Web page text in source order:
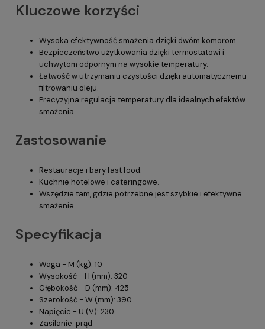
Kluczowe korzyści
Wysoka efektywność smażenia dzięki dwóm komorom.
Bezpieczeństwo użytkowania dzięki termostatowi i
uchwytom odpornym na wysokie temperatury.
Łatwość w utrzymaniu czystości dzięki automatycznemu
filtrowaniu oleju.
Precyzyjna regulacja temperatury dla idealnych efektów
smażenia.
Zastosowanie
Restauracje i bary fast food.
Kuchnie hotelowe i cateringowe.
Wszędzie tam, gdzie potrzebne jest szybkie i efektywne
smażenie.
Specyfikacja
Waga - M (kg): 10
Wysokość - H (mm): 320
Głębokość - D (mm): 425
Szerokość - W (mm): 390
Napięcie - U (V): 230
Zasilanie: prąd